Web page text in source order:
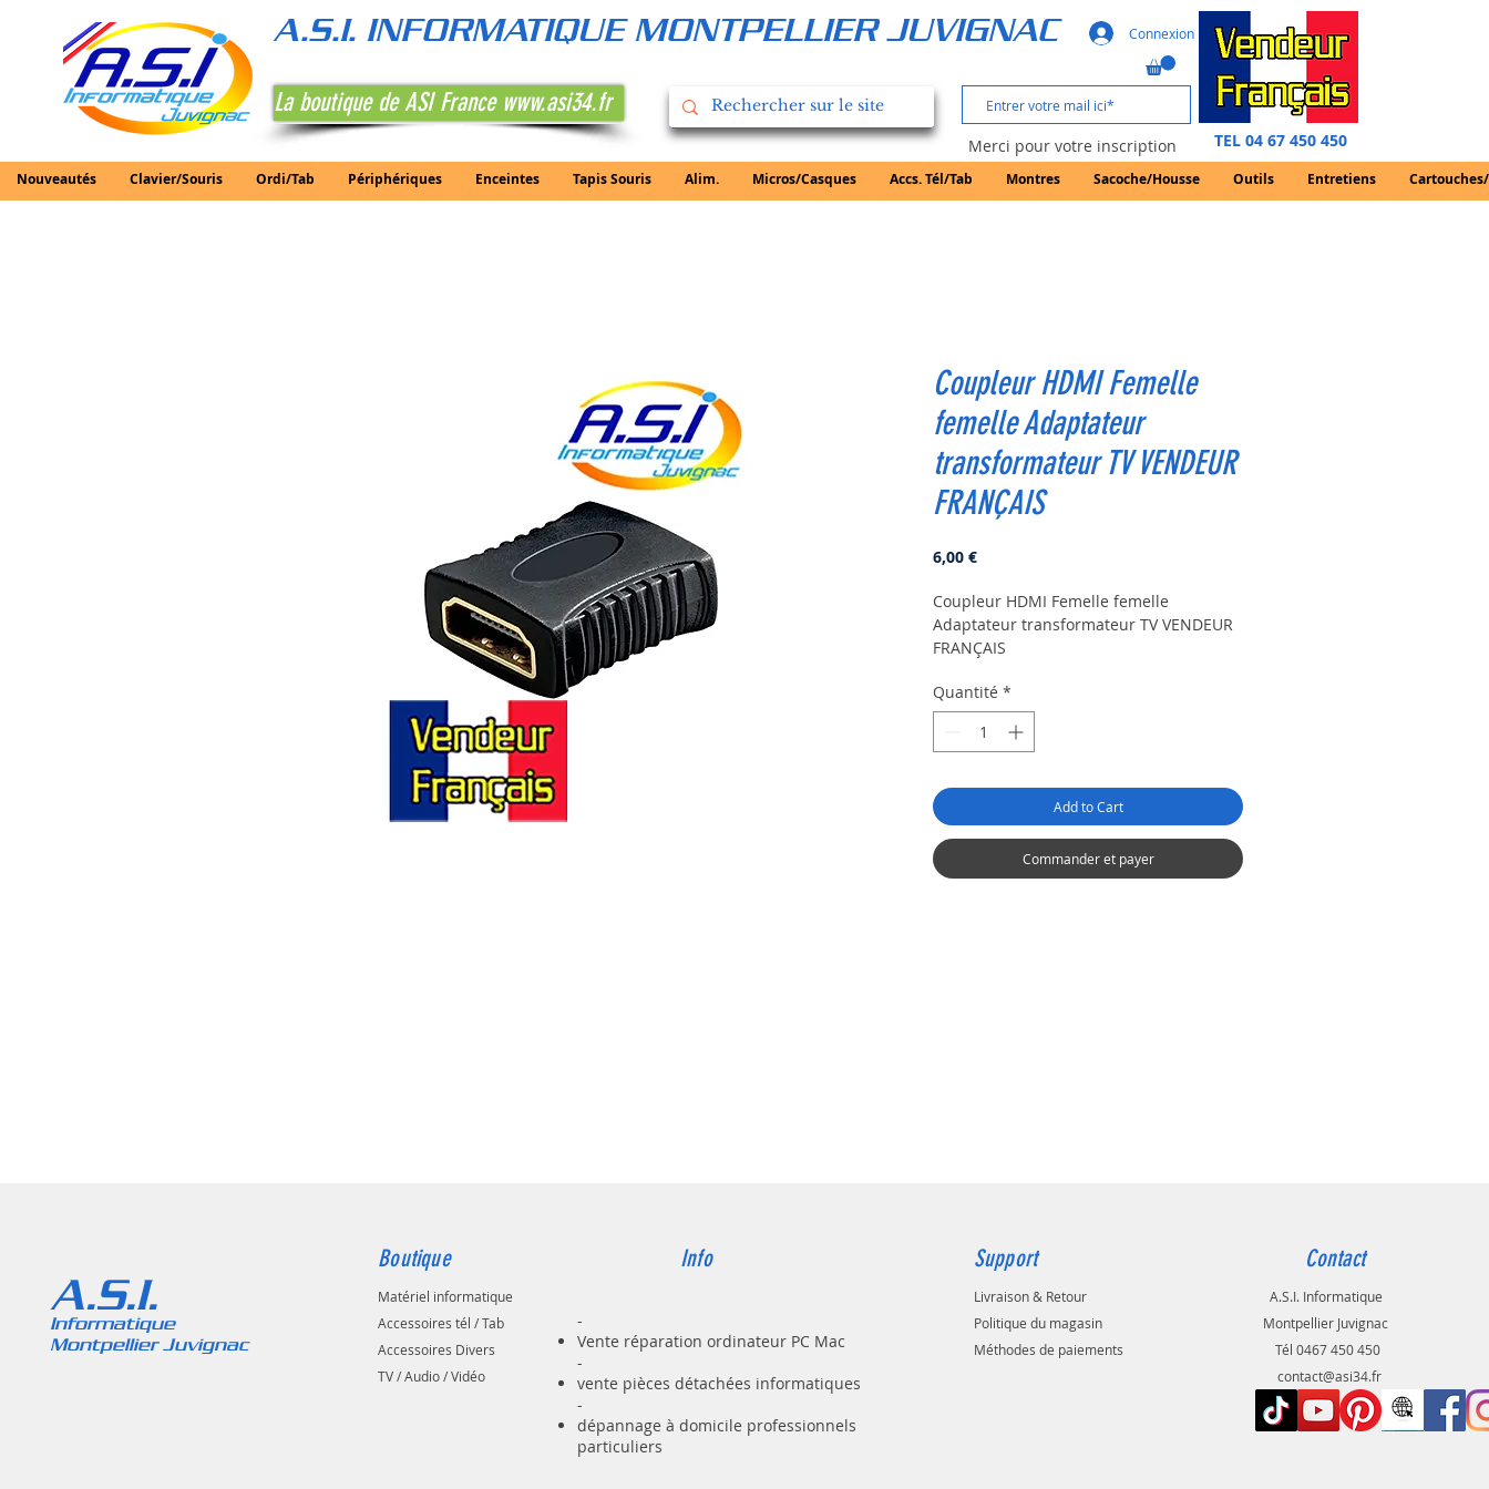
Nouveautés Clavier/Souris Ordi/Tab Périphériques Enceintes Tapis Souris Alim. Micros/Casques Accs. Tél/Tab Montres Sacoche/Housse Outils Entretiens
A.S.I. INFORMATIQUE MONTPELLIER JUVIGNAC
TEL 04 67 450 450
Merci pour votre inscription
Connexion
La boutique de ASI France www.asi34.fr
Coupleur HDMI Femelle
femelle Adaptateur
transformateur TV VENDEUR
FRANÇAIS
6,00 €Prix
Coupleur HDMI Femelle femelle
Adaptateur transformateur TV VENDEUR
FRANÇAIS
Quantité *
Add to Cart
Commander et payer
Informatique
Montpellier Juvignac
A.S.I.
Boutique
Matériel informatique
Accessoires tél / Tab
Accessoires Divers
TV / Audio / Vidéo
Info
-
Vente réparation ordinateur PC Mac
-
vente pièces détachées informatiques
-
dépannage à domicile professionnels
particuliers
Support
Livraison & Retour
Politique du magasin
Méthodes de paiements
Contact
A.S.I. Informatique
Montpellier Juvignac
Tél 0467 450 450
contact@asi34.fr